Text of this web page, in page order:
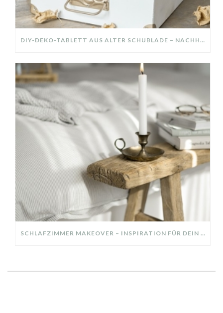
DIY-DEKO-TABLETT AUS ALTER SCHUBLADE – NACHHALTIGE HERBSTDEKO SELBER MACHEN!
SCHLAFZIMMER MAKEOVER – INSPIRATION FÜR DEIN SCHLAFZIMMER: AUS ALT MACH NEU – HELL, GEMÜTLICH UND EINLADEND